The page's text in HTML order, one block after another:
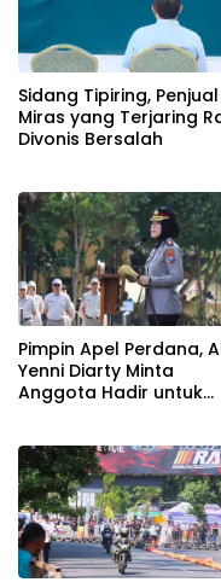
Sidang Tipiring, Penjual
Miras yang Terjaring
Divonis Bersalah
Pimpin Apel Perdana,
Yenni Diarty Minta
Anggota Hadir untuk